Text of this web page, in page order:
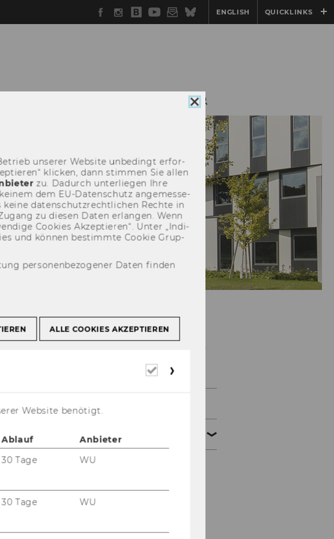
Facebook
Instagram
WU
Blog
YouTube
Newsletter
BlueskyENGLISH QUICKLINKS
Public Management
Team
Cookie
Consent
schließen
un­se­rer Web­site un­be­dingt er­for­
kli­cken, dann stim­men Sie allen
zu. Da­durch un­ter­lie­gen Ihre
dem EU-​Datenschutz an­ge­mes­se­
da­ten­schutz­recht­li­chen Rech­te in
zu die­sen Daten er­lan­gen. Wenn
Coo­kies Ak­zep­tie­ren“. Unter „In­di­
und kön­nen be­stimm­te Coo­kie Grup­
personenbezogener Daten finden
ALLE COOKIES AKZEPTIEREN
Erforderliche
Website benötigt.
Ablauf
Anbieter
30 Tage WU
30 Tage WU